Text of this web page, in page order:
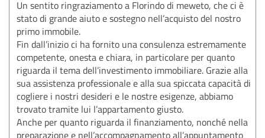
Un sentito ringraziamento a Florindo di meweto, che ci è
stato di grande aiuto e sostegno nell’acquisto del nostro
primo immobile.
Fin dall’inizio ci ha fornito una consulenza estremamente
competente, onesta e chiara, in particolare per quanto
riguarda il tema dell’investimento immobiliare. Grazie alla
sua assistenza professionale e alla sua spiccata capacità di
cogliere i nostri desideri e le nostre esigenze, abbiamo
trovato tramite lui l’appartamento giusto.
Anche per quanto riguarda il finanziamento, nonché nella
preparazione e nell’accompagnamento all’appuntamento